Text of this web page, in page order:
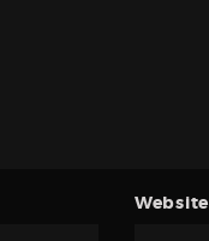
Website